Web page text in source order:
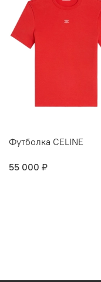
Футболка CELINE
55 000 ₽